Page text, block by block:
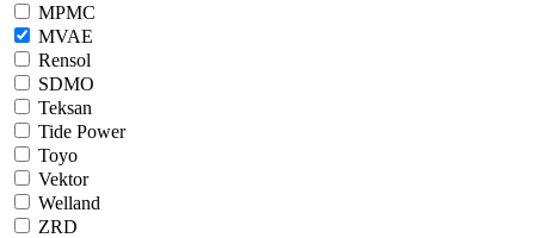
MPMC
MVAE
Rensol
SDMO
Teksan
Tide Power
Toyo
Vektor
Welland
ZRD